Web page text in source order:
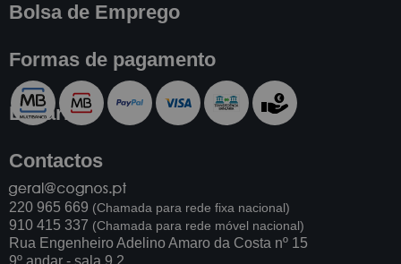
Bolsa de Emprego
Formas de pagamento
Livraria
Contactos
220 965 669 (Chamada para rede fixa nacional)
910 415 337 (Chamada para rede móvel nacional)
Rua Engenheiro Adelino Amaro da Costa nº 15